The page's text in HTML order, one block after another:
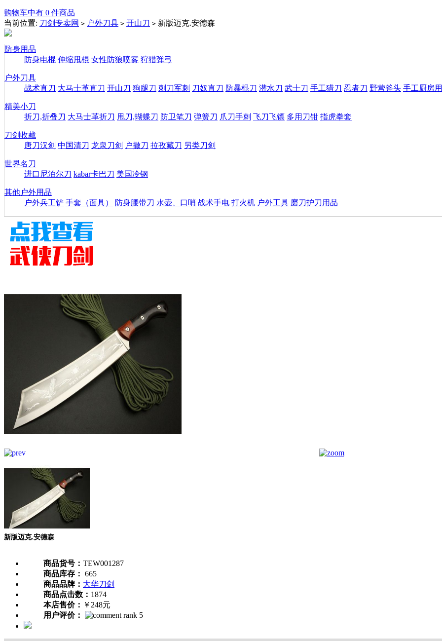
购物车中有 0 件商品
当前位置: 刀剑专卖网 > 户外刀具 > 开山刀 > 新版迈克.安德森
防身用品
防身电棍 伸缩甩棍 女性防狼喷雾 狩猎弹弓
户外刀具
战术直刀 大马士革直刀 开山刀 狗腿刀 刺刀军刺 刀奴直刀 防暴棍刀 潜水刀 武士刀 手工猎刀 忍者刀 野营斧头 手工厨房
精美小刀
折刀,折叠刀 大马士革折刀 甩刀,蝴蝶刀 防卫笔刀 弹簧刀 爪刀手刺 飞刀飞镖 多用刀钳 指虎拳套
刀剑收藏
唐刀汉剑 中国清刀 龙泉刀剑 户撒刀 拉孜藏刀 另类刀剑
世界名刀
进口尼泊尔刀 kabar卡巴刀 美国冷钢
其他户外用品
户外兵工铲 手套（面具） 防身腰带刀 水壶、口哨 战术手电 打火机 户外工具 磨刀护刀用品
新版迈克.安德森
商品货号： TEW001287
商品库存： 665
商品品牌： 大华刀剑
商品点击数： 1874
本店售价： ￥248元
用户评价：